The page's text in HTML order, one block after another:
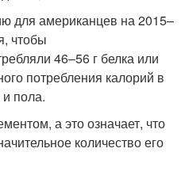
для американцев на 2015–
чтобы
46–56 г белка или
потребления калорий в
и пола.
а это означает, что
количество его